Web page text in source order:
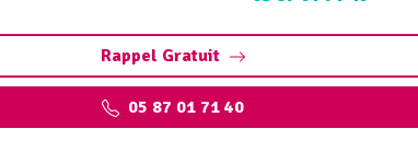
Rappel Gratuit
05 87 01 71 40